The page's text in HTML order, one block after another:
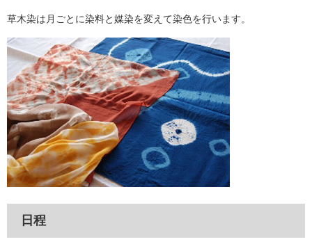
草木染は月ごとに染料と媒染を変えて染色を行います。
日程